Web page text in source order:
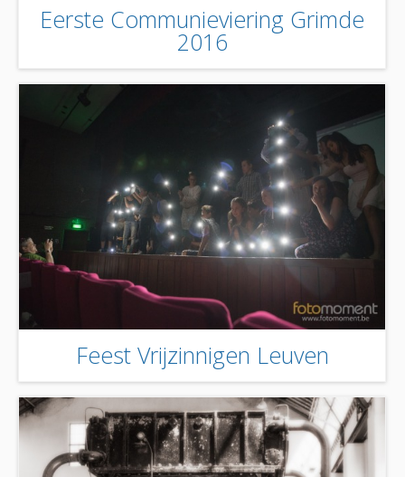
Eerste Communieviering Grimde
2016
Feest Vrijzinnigen Leuven